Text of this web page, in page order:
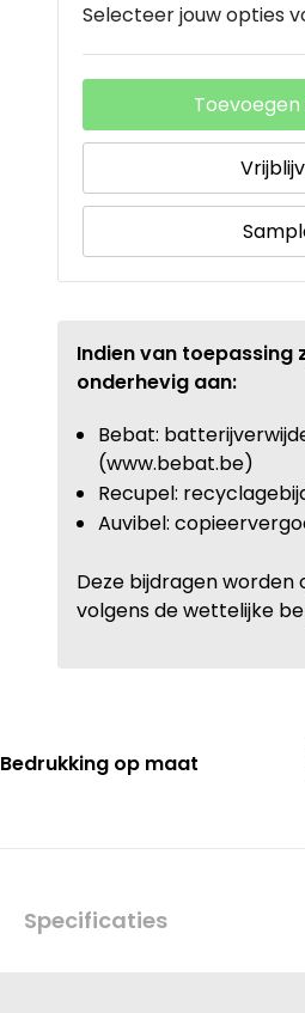
Selecteer jouw opties
Indien van toepassing
onderhevig aan:
Bebat:
(www.bebat.be)
Recupel:
Auvibel:
Deze bijdragen
volgens de wettelijke
Bedrukking op maat
Specificaties